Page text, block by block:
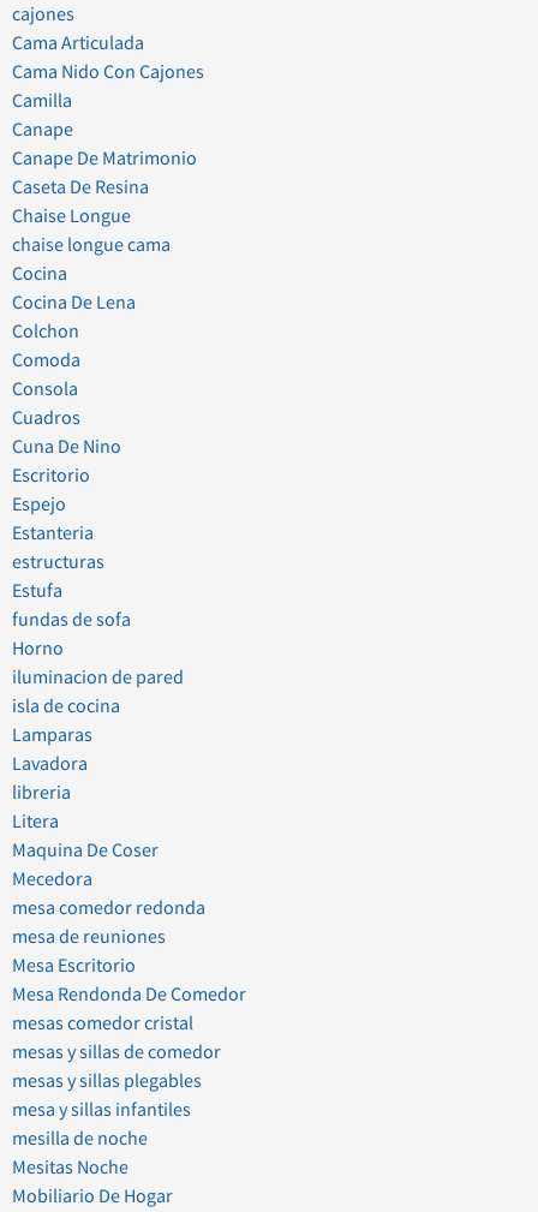
cajones
Cama Articulada
Cama Nido Con Cajones
Camilla
Canape
Canape De Matrimonio
Caseta De Resina
Chaise Longue
chaise longue cama
Cocina
Cocina De Lena
Colchon
Comoda
Consola
Cuadros
Cuna De Nino
Escritorio
Espejo
Estanteria
estructuras
Estufa
fundas de sofa
Horno
iluminacion de pared
isla de cocina
Lamparas
Lavadora
libreria
Litera
Maquina De Coser
Mecedora
mesa comedor redonda
mesa de reuniones
Mesa Escritorio
Mesa Rendonda De Comedor
mesas comedor cristal
mesas y sillas de comedor
mesas y sillas plegables
mesa y sillas infantiles
mesilla de noche
Mesitas Noche
Mobiliario De Hogar